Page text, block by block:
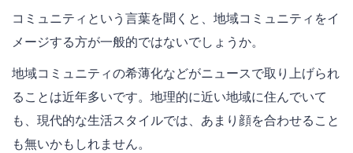
コミュニティという言葉を聞くと、地域コミュニティをイ
メージする方が一般的ではないでしょうか。
地域コミュニティの希薄化などがニュースで取り上げられ
ることは近年多いです。地理的に近い地域に住んでいて
も、現代的な生活スタイルでは、あまり顔を合わせること
も無いかもしれません。